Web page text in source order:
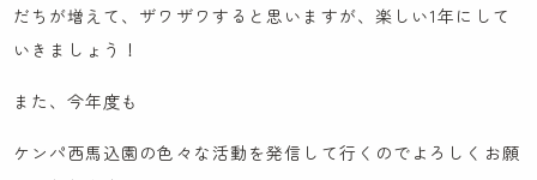
ケンパの活動ブログ
だちが増えて、ザワザワすると思いますが、楽しい1年にして
いきましょう！
また、今年度も
ケンパ西馬込園の色々な活動を発信して行くのでよろしくお願